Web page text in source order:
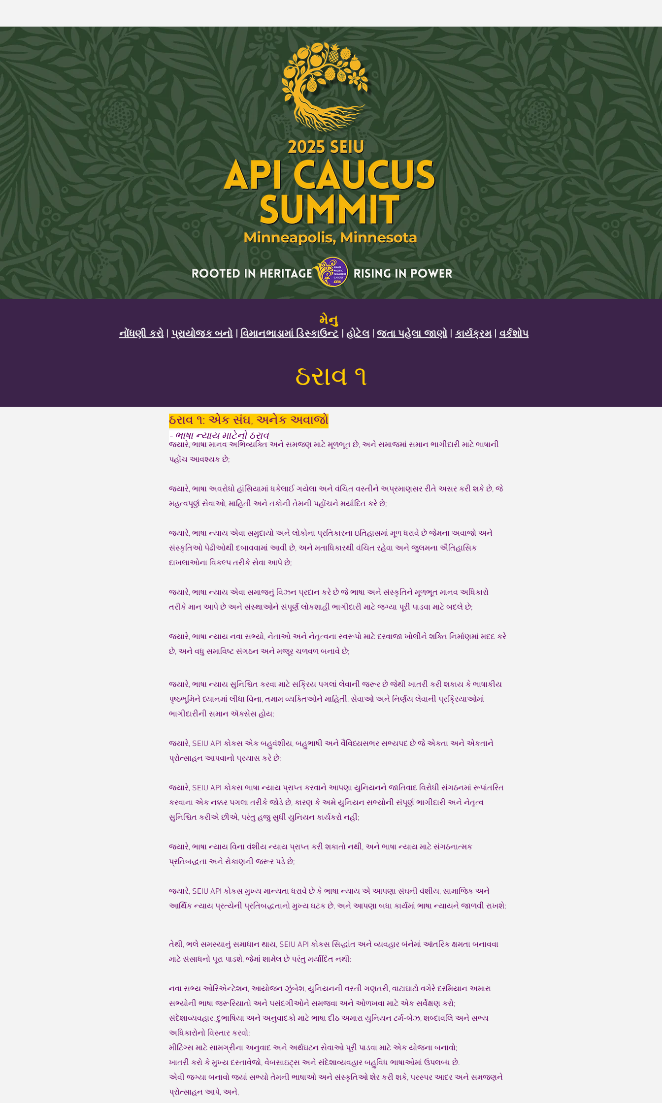
મેનુ
નોંધણી કરો|પ્રાયોજક બનો|વિમાનભાડામાં ડિસ્કાઉન્ટ|હોટેલ|જતા પહેલા જાણો| કાર્યક્રમ|વર્કશોપ
ઠરાવ ૧
ઠરાવ ૧: એક સંઘ, અનેક અવાજો
- ભાષા ન્યાય માટેનો ઠરાવ
જ્યારે, ભાષા માનવ અભિવ્યક્તિ અને સમજણ માટે મૂળભૂત છે, અને સમાજમાં સમાન ભાગીદારી માટે ભાષાની
પહોંચ આવશ્યક છે;
જ્યારે, ભાષા અવરોધો હાંસિયામાં ધકેલાઈ ગયેલા અને વંચિત વસ્તીને અપ્રમાણસર રીતે અસર કરી શકે છે, જે
મહત્વપૂર્ણ સેવાઓ, માહિતી અને તકોની તેમની પહોંચને મર્યાદિત કરે છે;
જ્યારે, ભાષા ન્યાય એવા સમુદાયો અને લોકોના પ્રતિકારના ઇતિહાસમાં મૂળ ધરાવે છે જેમના અવાજો અને
સંસ્કૃતિઓ પેઢીઓથી દબાવવામાં આવી છે, અને મતાધિકારથી વંચિત રહેવા અને જુલમના ઐતિહાસિક
દાખલાઓના વિકલ્પ તરીકે સેવા આપે છે;
જ્યારે, ભાષા ન્યાય એવા સમાજનું વિઝન પ્રદાન કરે છે જે ભાષા અને સંસ્કૃતિને મૂળભૂત માનવ અધિકારો
તરીકે માન આપે છે અને સંસ્થાઓને સંપૂર્ણ લોકશાહી ભાગીદારી માટે જગ્યા પૂરી પાડવા માટે બદલે છે;
જ્યારે, ભાષા ન્યાય નવા સભ્યો, નેતાઓ અને નેતૃત્વના સ્વરૂપો માટે દરવાજા ખોલીને શક્તિ નિર્માણમાં મદદ કરે
છે, અને વધુ સમાવિષ્ટ સંગઠન અને મજૂર ચળવળ બનાવે છે;
જ્યારે, ભાષા ન્યાય સુનિશ્ચિત કરવા માટે સક્રિય પગલાં લેવાની જરૂર છે જેથી ખાતરી કરી શકાય કે ભાષાકીય
પૃષ્ઠભૂમિને ધ્યાનમાં લીધા વિના, તમામ વ્યક્તિઓને માહિતી, સેવાઓ અને નિર્ણય લેવાની પ્રક્રિયાઓમાં
ભાગીદારીની સમાન ઍક્સેસ હોય;
જ્યારે, SEIU API કોકસ એક બહુવંશીય, બહુભાષી અને વૈવિધ્યસભર સભ્યપદ છે જે એકતા અને એકતાને
પ્રોત્સાહન આપવાનો પ્રયાસ કરે છે;
જ્યારે, SEIU API કોકસ ભાષા ન્યાય પ્રાપ્ત કરવાને આપણા યુનિયનને જાતિવાદ વિરોધી સંગઠનમાં રૂપાંતરિત
કરવાના એક નક્કર પગલા તરીકે જોડે છે, કારણ કે અમે યુનિયન સભ્યોની સંપૂર્ણ ભાગીદારી અને નેતૃત્વ
સુનિશ્ચિત કરીએ છીએ, પરંતુ હજુ સુધી યુનિયન કાર્યકરો નહીં;
જ્યારે, ભાષા ન્યાય વિના વંશીય ન્યાય પ્રાપ્ત કરી શકાતો નથી, અને ભાષા ન્યાય માટે સંગઠનાત્મક
પ્રતિબદ્ધતા અને રોકાણની જરૂર પડે છે;
જ્યારે, SEIU API કોકસ મુખ્ય માન્યતા ધરાવે છે કે ભાષા ન્યાય એ આપણા સંઘની વંશીય, સામાજિક અને
આર્થિક ન્યાય પ્રત્યેની પ્રતિબદ્ધતાનો મુખ્ય ઘટક છે, અને આપણા બધા કાર્યમાં ભાષા ન્યાયને જાળવી રાખશે;
તેથી, ભલે સમસ્યાનું સમાધાન થાય, SEIU API કોકસ સિદ્ધાંત અને વ્યવહાર બંનેમાં આંતરિક ક્ષમતા બનાવવા
માટે સંસાધનો પૂરા પાડશે, જેમાં શામેલ છે પરંતુ મર્યાદિત નથી:
નવા સભ્ય ઓરિએન્ટેશન, આયોજન ઝુંબેશ, યુનિયનની વસ્તી ગણતરી, વાટાઘાટો વગેરે દરમિયાન અમારા
સભ્યોની ભાષા જરૂરિયાતો અને પસંદગીઓને સમજવા અને ઓળખવા માટે એક સર્વેક્ષણ કરો;
સંદેશાવ્યવહાર, દુભાષિયા અને અનુવાદકો માટે ભાષા દીઠ અમારા યુનિયન ટર્મ-બેઝ, શબ્દાવલિ અને સભ્ય
અધિકારોનો વિસ્તાર કરવો;
મીટિંગ્સ માટે સામગ્રીના અનુવાદ અને અર્થઘટન સેવાઓ પૂરી પાડવા માટે એક યોજના બનાવો;
ખાતરી કરો કે મુખ્ય દસ્તાવેજો, વેબસાઇટ્સ અને સંદેશાવ્યવહાર બહુવિધ ભાષાઓમાં ઉપલબ્ધ છે.
એવી જગ્યા બનાવો જ્યાં સભ્યો તેમની ભાષાઓ અને સંસ્કૃતિઓ શેર કરી શકે, પરસ્પર આદર અને સમજણને
પ્રોત્સાહન આપે, અને,